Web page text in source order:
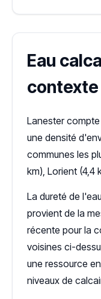
Eau
Lanester
une densité
communes les
km), Lorient (4,4
La dureté de
provient de la
récente pour la
voisines ci-
une ressource
niveaux de